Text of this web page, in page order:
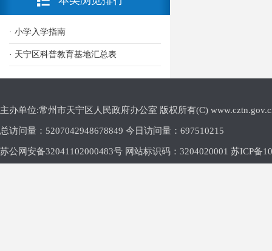
· 小学入学指南
· 天宁区科普教育基地汇总表
主办单位:常州市天宁区人民政府办公室 版权所有(C)
总访问量： 5207042948678849 今日访问量： 697510215
苏公网安备32041102000483号 网站标识码：3204020001 苏ICP备